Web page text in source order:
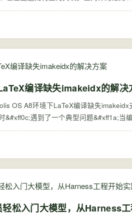
编译缺失imakeidx的解决
OS A8环境下LaTeX编译缺失
&#xff0c;遇到了一个典型问题&#xff1a;
松入门大模型，从Harness